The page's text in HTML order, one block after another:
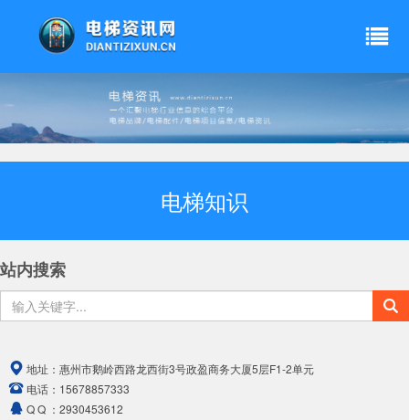
电梯知识
站内搜索
地址： 惠州市鹅岭西路龙西街3号政盈商务大厦5层F1-2单元
电话： 15678857333
Q Q ： 2930453612